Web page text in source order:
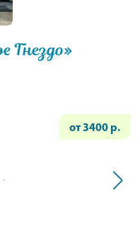
Гнездо»
от 3400 р.